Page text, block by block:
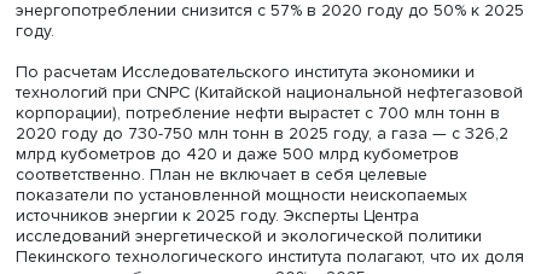
Василий Кашин, © Valdai Discussion Club
Снижение выбросов
Китай не готов полностью отказаться от угля, весьма
востребованного в энергетике. Пока в плане намечено
перейти к его «чистому и эффективному»
Китайские эксперты предполагают, что доля угля в
энергопотреблении снизится с 57% в 2020 году до